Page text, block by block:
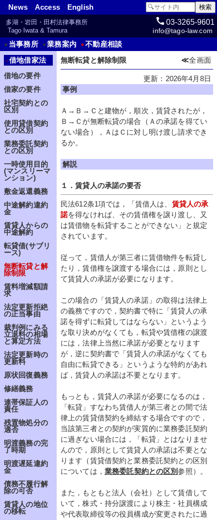
・ News ・ Access ・ English
多湖・岩田・田村法律事務所
Tago Iwata & Tamura
03-3265-9601
info@tago-law.com
▼ 当事務所 ▼業務案内 ▼不動産相談
・借地借家法
借地の要件
借家の要件
社宅契約との
区別
使用貸借契約
との区別
業務委託契約
との区別
一時使用目的
(マンスリーマ
ンション)
敷金返還義務
中途解約違約
金
賃貸人からの
中途解約
転貸借(サブリ
ース)
無断転貸と解
除制限
賃料増減額請
求
法定更新拒絶
の正当事由
裁判例にみる
立退料の相場
と算定方法
法定更新時の
更新料
原状回復義務
修繕義務
連帯保証人の
責任
残置物処分の
適否
明渡義務の完
了時期
明渡遅延違約
金
債務不履行解
除の可否
賃貸人の地位
の移転
無断転貸と解除制限 ≪全画面
更新：2026年4月8日
事例
Ａ→Ｂ→Ｃと建物が，順次，賃貸されたが，
Ｂ→Ｃが無断転貸の場合（Ａの承諾を得てい
ない場合），ＡはＣに対し明け渡し請求でき
るか。
解説
１．賃貸人の承諾の要否
民法612条1項では，「賃借人は、 賃貸人の承
諾を得なければ、その賃借権を譲り渡し、又
は賃借物を転貸することができない」と規定
されています。
従って，賃借人が第三者に賃借物件を転貸し
たり，賃借権を譲渡する場合には，原則とし
て賃貸人の承諾が必要になります。
この場合の「賃貸人の承諾」の取得は法律上
の義務ですので，契約書で特に「賃貸人の承
諾を得ずに転貸してはならない」というよう
な取り決めがなくても，転貸や賃借権の譲渡
には，法律上当然に承諾が必要となります
が，逆に契約書で「賃貸人の承諾がなくても
自由に転貸できる」というような特約があれ
ば，賃貸人の承諾は不要となります。
もっとも，賃貸人の承諾が必要になるのは，
「転貸」すなわち賃借人が第三者との間で法
律上の賃貸借契約を締結する場合ですので，
当該第三者との契約が実質的に業務委託契約
に過ぎない場合には，「転貸」とはなりませ
んので，原則として賃貸人の承諾は不要とな
ります（賃貸借契約と業務委託契約との区別
については， 業務委託契約との区別参照）。
また，もともと法人（会社）として賃借して
いて，株式・持分譲渡により株主・社員構成
や代表取締役等の役員構成が変更されたに過